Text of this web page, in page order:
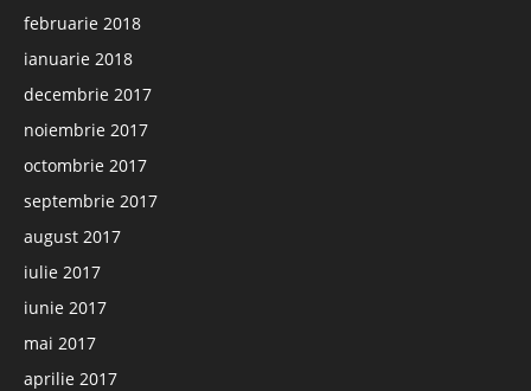
februarie 2018
ianuarie 2018
decembrie 2017
noiembrie 2017
octombrie 2017
septembrie 2017
august 2017
iulie 2017
iunie 2017
mai 2017
aprilie 2017